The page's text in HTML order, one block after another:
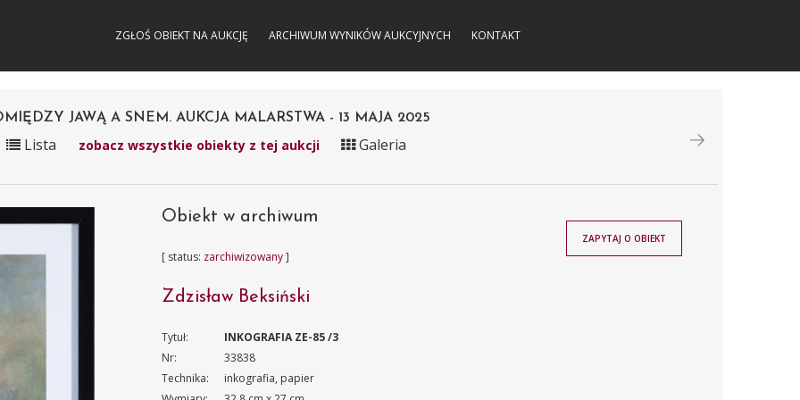
ZGŁOŚ OBIEKT NA AUKCJĘ ARCHIWUM WYNIKÓW AUKCYJNYCH KONTAKT
JAWĄ A SNEM. AUKCJA MALARSTWA - 13 MAJA 2025
Lista zobacz wszystkie obiekty z tej aukcji Galeria
Obiekt w archiwum
[ status: zarchiwizowany]
Zdzisław Beksiński
Tytuł:
INKOGRAFIA ZE-85 /3
Nr:
33838
Technika:
inkografia, papier
ZAPYTAJ O OBIEKT